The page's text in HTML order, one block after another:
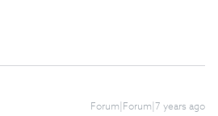
Forum|Forum|7 years ago